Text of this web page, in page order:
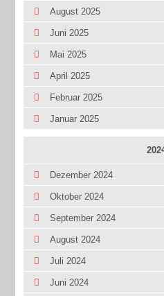
August 2025
Juni 2025
Mai 2025
April 2025
Februar 2025
Januar 2025
Dezember 2024
Oktober 2024
September 2024
August 2024
Juli 2024
Juni 2024